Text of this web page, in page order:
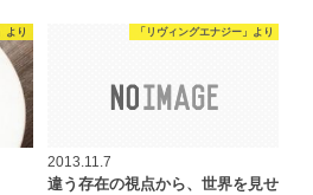
より 「リヴィングエナジー」より
2013.11.7
違う存在の視点から、世界を見せ